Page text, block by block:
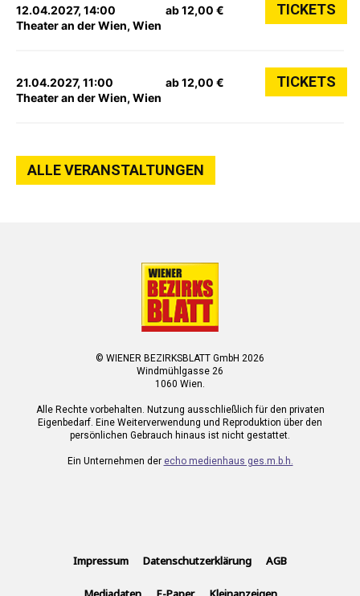
12.04.2027, 14:00
Theater an der Wien, Wien
ab 12,00 € TICKETS
21.04.2027, 11:00
Theater an der Wien, Wien
ab 12,00 € TICKETS
ALLE VERANSTALTUNGEN
© WIENER BEZIRKSBLATT GmbH 2026
Windmühlgasse 26
1060 Wien.
Alle Rechte vorbehalten. Nutzung ausschließlich für den privaten
Eigenbedarf. Eine Weiterverwendung und Reproduktion über den
persönlichen Gebrauch hinaus ist nicht gestattet.
Ein Unternehmen der echo medienhaus ges.m.b.h.
Impressum Datenschutzerklärung AGB